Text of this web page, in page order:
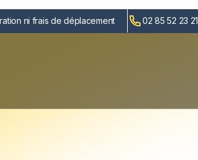
ni frais de déplacement 02 85 52 23 21